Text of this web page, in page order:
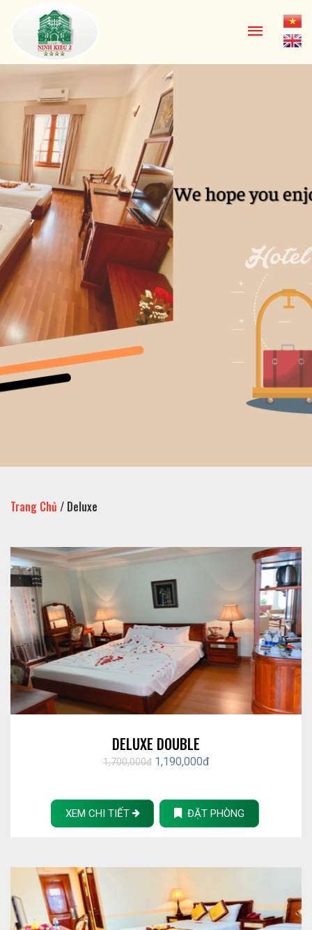
Trang Chủ / Deluxe
Diện tích:
Dịch vụ:
Bao Gồm:
DELUXE DOUBLE
1,700,000đ 1,190,000đ
XEM CHI TIẾT ĐẶT PHÒNG
Giá:1.700.000 vnd
Diện tích:42 m².
Dịch vụ:Giặt Là, Du Lịch, Xe..